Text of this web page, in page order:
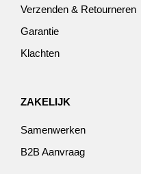
Verzenden & Retourneren
Garantie
Klachten
ZAKELIJK
Samenwerken
B2B Aanvraag